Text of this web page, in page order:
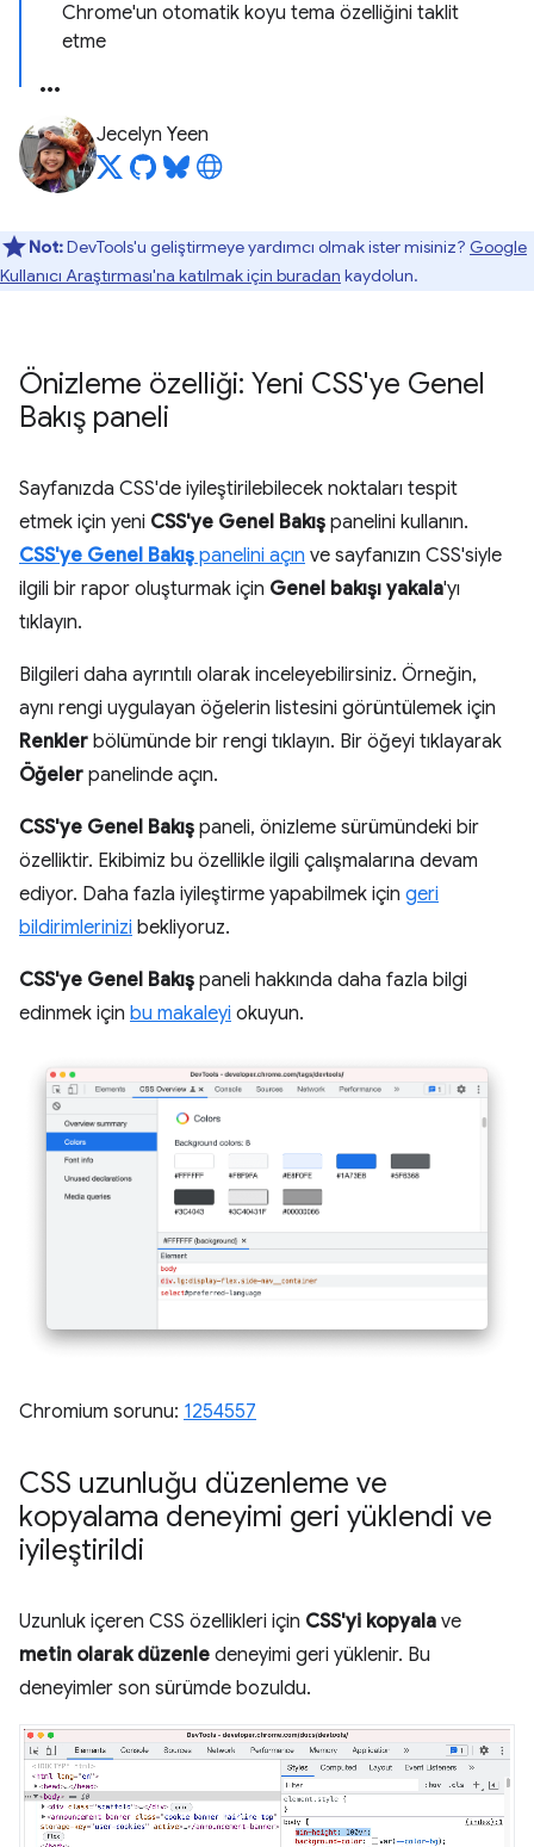
Chrome'un otomatik koyu tema özelliğini taklit
etme
Jecelyn Yeen
Not:DevTools'u geliştirmeye yardımcı olmak ister misiniz? Google
Kullanıcı Araştırması'na katılmak için buradan kaydolun.
Önizleme özelliği: Yeni CSS'ye Genel
Bakış paneli
Sayfanızda CSS'de iyileştirilebilecek noktaları tespit
etmek için yeni CSS'ye Genel Bakış panelini kullanın.
CSS'ye Genel Bakış panelini açın ve sayfanızın CSS'siyle
ilgili bir rapor oluşturmak için Genel bakışı yakala'yı
tıklayın.
Bilgileri daha ayrıntılı olarak inceleyebilirsiniz. Örneğin,
aynı rengi uygulayan öğelerin listesini görüntülemek için
Renkler bölümünde bir rengi tıklayın. Bir öğeyi tıklayarak
Öğeler panelinde açın.
CSS'ye Genel Bakış paneli, önizleme sürümündeki bir
özelliktir. Ekibimiz bu özellikle ilgili çalışmalarına devam
ediyor. Daha fazla iyileştirme yapabilmek için geri
bildirimlerinizi bekliyoruz.
CSS'ye Genel Bakış paneli hakkında daha fazla bilgi
edinmek için bu makaleyi okuyun.
Chromium sorunu: 1254557
CSS uzunluğu düzenleme ve
kopyalama deneyimi geri yüklendi ve
iyileştirildi
Uzunluk içeren CSS özellikleri için CSS'yi kopyala ve
metin olarak düzenle deneyimi geri yüklenir. Bu
deneyimler son sürümde bozuldu.